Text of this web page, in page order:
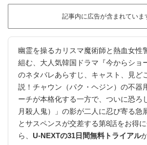
記事内に広告が含まれていま
幽霊を操るカリスマ魔術師と熱血女性
組む、大人気韓国ドラマ『今からショ
のネタバレあらすじ、キャスト、見ど
説！チャウン（パク・ヘジン）の不器
ーチが本格化する一方で、ついに恐ろ
月殺人鬼）」の影が二人に忍び寄る急
とサスペンスが交差する第8話をお得
ら、 U-NEXTの31日間無料トライアル